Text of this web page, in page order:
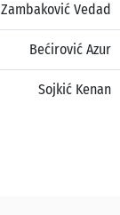
Zambaković Vedad
Bećirović Azur
Sojkić Kenan